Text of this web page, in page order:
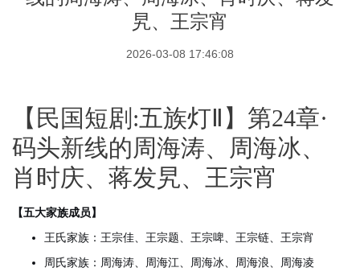
旯、王宗宵
2026-03-08 17:46:08
【民国短剧:五族灯Ⅱ】第24章·
码头新线的周海涛、周海冰、
肖时庆、蒋发旯、王宗宵
【五大家族成员】
王氏家族：王宗佳、王宗题、王宗啤、王宗链、王宗宵
周氏家族：周海涛、周海江、周海冰、周海浪、周海凌